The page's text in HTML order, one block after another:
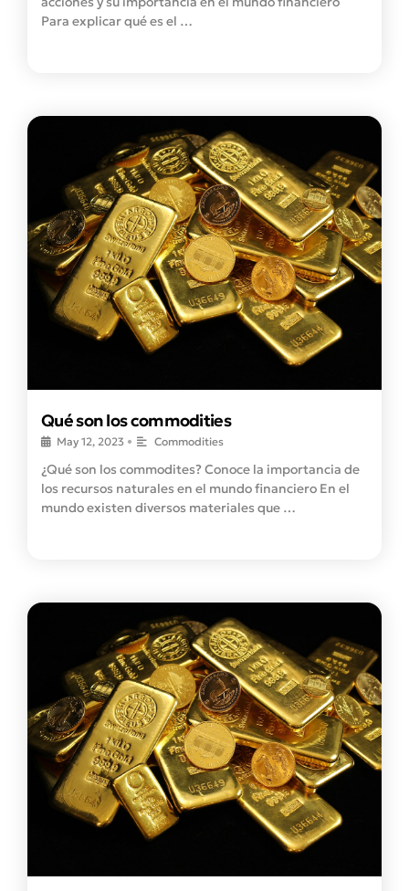
Para explicar qué es el …
Qué son los commodities
May 12, 2023 • Commodities
¿Qué son los commodites? Conoce la importancia de
los recursos naturales en el mundo financiero En el
mundo existen diversos materiales que …